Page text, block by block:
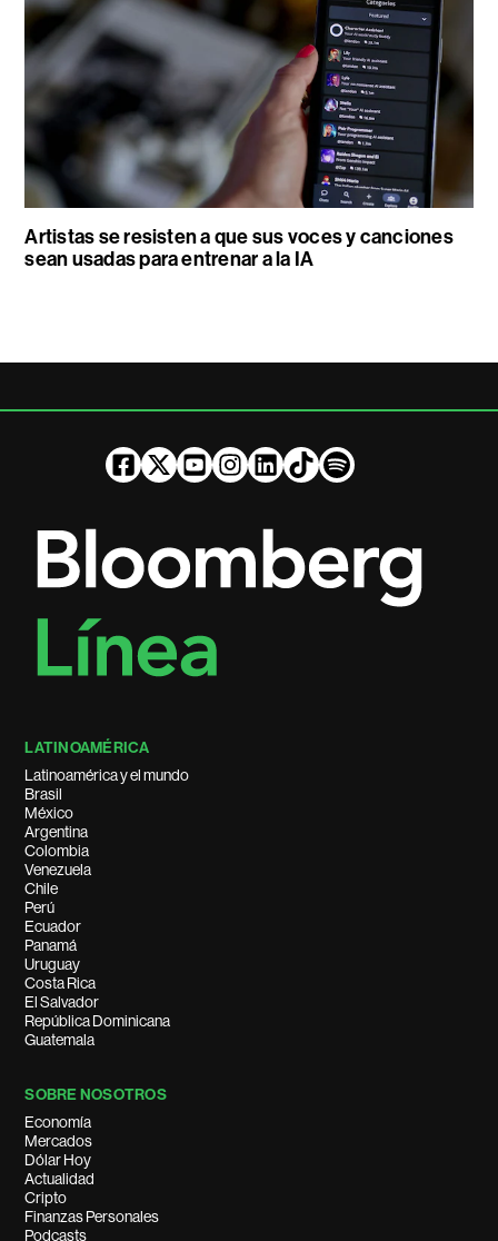
Artistas se resisten a que sus voces y canciones
sean usadas para entrenar a la IA
LATINOAMÉRICA
Latinoamérica y el mundo
Brasil
México
Argentina
Colombia
Venezuela
Chile
Perú
Ecuador
Panamá
Uruguay
Costa Rica
El Salvador
República Dominicana
Guatemala
SOBRE NOSOTROS
Economía
Mercados
Dólar Hoy
Actualidad
Cripto
Finanzas Personales
Podcasts